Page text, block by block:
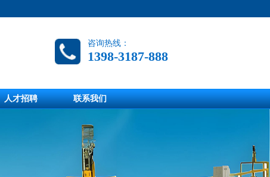
咨询热线：
1398-3187-888
人才招聘 联系我们